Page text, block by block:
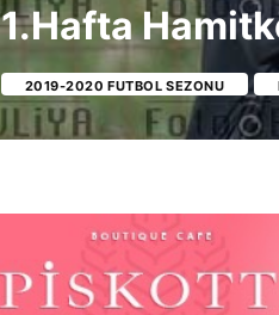
1.Hafta
2019-2020 FUTBOL SEZONU